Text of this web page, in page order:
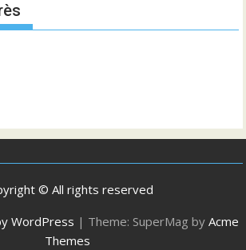
© All rights reserved
WordPress | Theme: SuperMag by Acme
Themes